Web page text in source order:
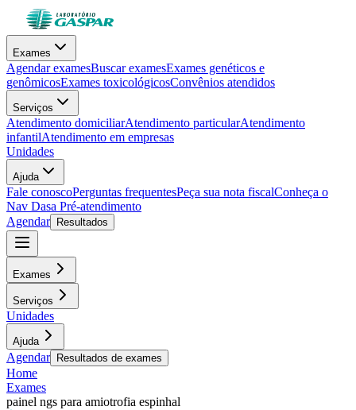
Exames
Agendar examesBuscar examesExames genéticos e
genômicosExames toxicológicosConvênios atendidos
Serviços
Atendimento domiciliarAtendimento particularAtendimento
infantilAtendimento em empresas
Unidades
Ajuda
Fale conoscoPerguntas frequentesPeça sua nota fiscalConheça o
Nav Dasa Pré-atendimento
Agendar
Resultados
Exames
Serviços
Unidades
Ajuda
Agendar Resultados de exames
Home
Exames
painel ngs para amiotrofia espinhal